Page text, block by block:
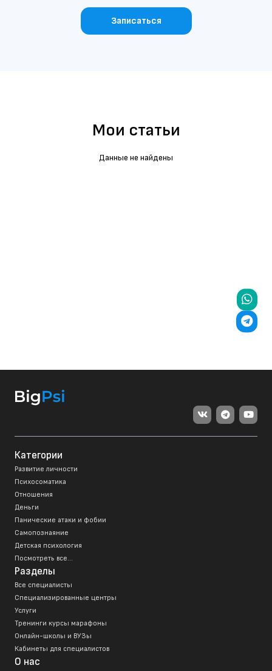
Записаться
Мои статьи
Данные не найдены
Категории
Развитие личности
Психосоматика
Отношения
Деньги
Панические атаки и фобии
Самопознаяние
Детская психология
Посмотреть все...
Разделы
Все специалисты
Специализированные центры
Услуги
Тренинги курсы марафоны
Онлайн-школы и ВУЗы
Кабинеты для специалистов
О нас